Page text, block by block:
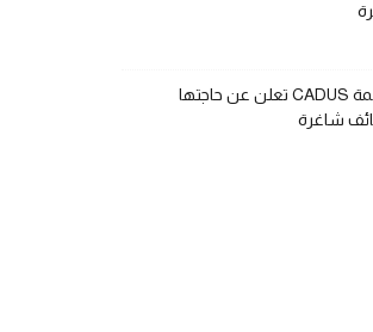
منظمة CADUS تعلن عن حاجتها
شاغرة